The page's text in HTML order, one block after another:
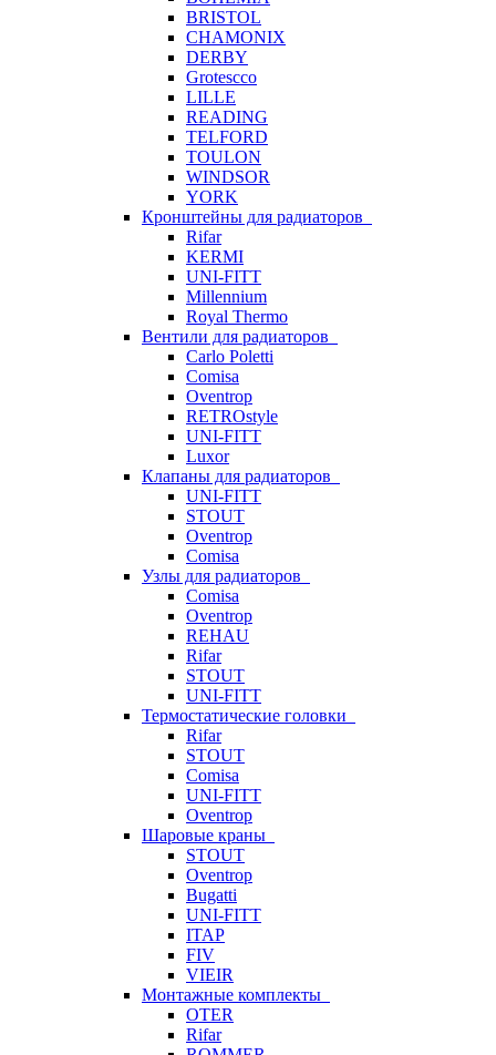
BRISTOL
CHAMONIX
DERBY
Grotescco
LILLE
READING
TELFORD
TOULON
WINDSOR
YORK
Кронштейны для радиаторов
Rifar
KERMI
UNI-FITT
Millennium
Royal Thermo
Вентили для радиаторов
Carlo Poletti
Comisa
Oventrop
RETROstyle
UNI-FITT
Luxor
Клапаны для радиаторов
UNI-FITT
STOUT
Oventrop
Comisa
Узлы для радиаторов
Comisa
Oventrop
REHAU
Rifar
STOUT
UNI-FITT
Термостатические головки
Rifar
STOUT
Comisa
UNI-FITT
Oventrop
Шаровые краны
STOUT
Oventrop
Bugatti
UNI-FITT
ITAP
FIV
VIEIR
Монтажные комплекты
OTER
Rifar